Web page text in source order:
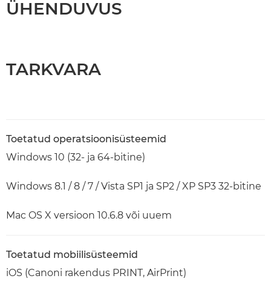
ÜHENDUVUS
TARKVARA
Toetatud operatsioonisüsteemid
Windows 10 (32- ja 64-bitine)
Windows 8.1 / 8 / 7 / Vista SP1 ja SP2 / XP SP3 32-bitine
Mac OS X versioon 10.6.8 või uuem
Toetatud mobiilisüsteemid
iOS (Canoni rakendus PRINT, AirPrint)